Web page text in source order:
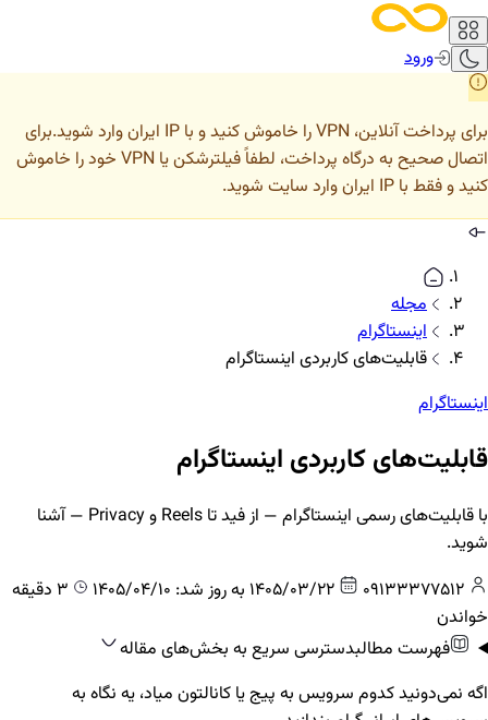
ورود
برای پرداخت آنلاین، VPN را خاموش کنید و با IP ایران وارد شوید.
برای
اتصال صحیح به درگاه پرداخت، لطفاً فیلترشکن یا VPN خود را خاموش
کنید و فقط با IP ایران وارد سایت شوید.
مجله
اینستاگرام
قابلیت‌های کاربردی اینستاگرام
اینستاگرام
قابلیت‌های کاربردی اینستاگرام
با قابلیت‌های رسمی اینستاگرام — از فید تا Reels و Privacy — آشنا
شوید.
به روز شد: 1405/04/10
3 دقیقه
خواندن
فهرست مطالبدسترسی سریع به بخش‌های مقاله
اگه نمی‌دونید کدوم سرویس به پیج یا کانالتون میاد، یه نگاه به